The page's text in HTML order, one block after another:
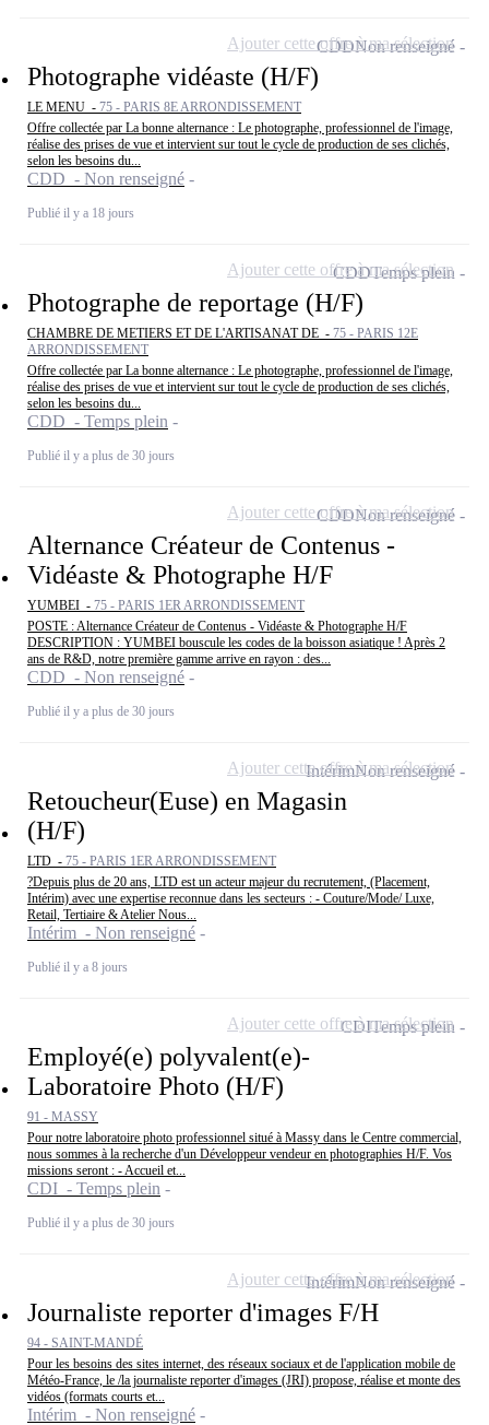
Photographe vidéaste (H/F)
LE MENU - 75 - PARIS 8E ARRONDISSEMENT
Offre collectée par La bonne alternance : Le photographe, professionnel de l'image,
réalise des prises de vue et intervient sur tout le cycle de production de ses clichés,
selon les besoins du...
CDD - Non renseigné
Publié il y a 18 jours
CDDNon renseigné
Ajouter cette offre à ma sélection
Photographe de reportage (H/F)
CHAMBRE DE METIERS ET DE L'ARTISANAT DE - 75 - PARIS 12E
ARRONDISSEMENT
Offre collectée par La bonne alternance : Le photographe, professionnel de l'image,
réalise des prises de vue et intervient sur tout le cycle de production de ses clichés,
selon les besoins du...
CDD - Temps plein
Publié il y a plus de 30 jours
CDDTemps plein
Ajouter cette offre à ma sélection
Alternance Créateur de Contenus -
Vidéaste & Photographe H/F
YUMBEI - 75 - PARIS 1ER ARRONDISSEMENT
POSTE : Alternance Créateur de Contenus - Vidéaste & Photographe H/F
DESCRIPTION : YUMBEI bouscule les codes de la boisson asiatique ! Après 2
ans de R&D, notre première gamme arrive en rayon : des...
CDD - Non renseigné
Publié il y a plus de 30 jours
CDDNon renseigné
Ajouter cette offre à ma sélection
Retoucheur(Euse) en Magasin
(H/F)
LTD - 75 - PARIS 1ER ARRONDISSEMENT
?Depuis plus de 20 ans, LTD est un acteur majeur du recrutement, (Placement,
Intérim) avec une expertise reconnue dans les secteurs : - Couture/Mode/ Luxe,
Retail, Tertiaire & Atelier Nous...
Intérim - Non renseigné
Publié il y a 8 jours
IntérimNon renseigné
Ajouter cette offre à ma sélection
Employé(e) polyvalent(e)-
Laboratoire Photo (H/F)
91 - MASSY
Pour notre laboratoire photo professionnel situé à Massy dans le Centre commercial,
nous sommes à la recherche d'un Développeur vendeur en photographies H/F. Vos
missions seront : - Accueil et...
CDI - Temps plein
Publié il y a plus de 30 jours
CDITemps plein
Ajouter cette offre à ma sélection
Journaliste reporter d'images F/H
94 - SAINT-MANDÉ
Pour les besoins des sites internet, des réseaux sociaux et de l'application mobile de
Météo-France, le /la journaliste reporter d'images (JRI) propose, réalise et monte des
vidéos (formats courts et...
Intérim - Non renseigné
IntérimNon renseigné
Ajouter cette offre à ma sélection